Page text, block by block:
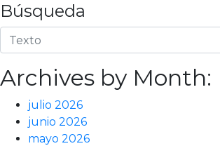
Búsqueda
Archives by Month:
julio 2026
junio 2026
mayo 2026